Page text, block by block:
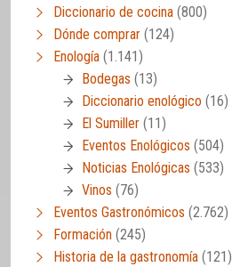
Diccionario de cocina (800)
Dónde comprar (124)
Enología (1.141)
Bodegas (13)
Diccionario enológico (16)
El Sumiller (11)
Eventos Enológicos (504)
Noticias Enológicas (533)
Vinos (76)
Eventos Gastronómicos (2.762)
Formación (245)
Historia de la gastronomía (121)